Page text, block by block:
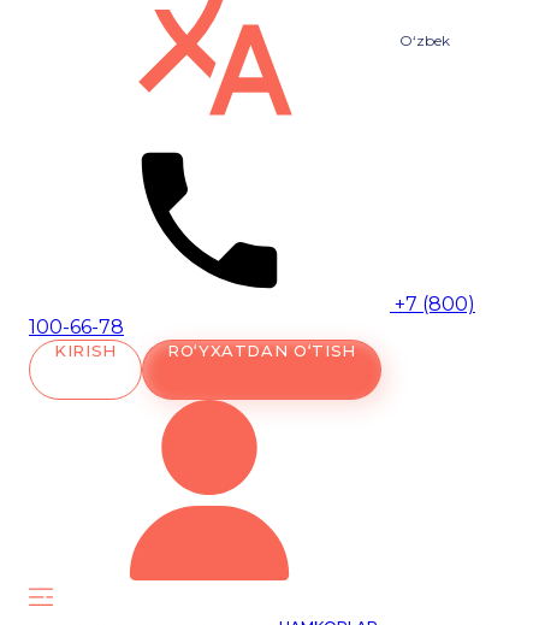
O‘zbek
+7 (800)
100-66-78
KIRISH RO‘YXATDAN O‘TISH